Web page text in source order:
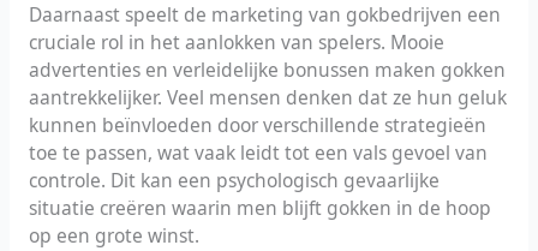
Daarnaast speelt de marketing van gokbedrijven een
cruciale rol in het aanlokken van spelers. Mooie
advertenties en verleidelijke bonussen maken gokken
aantrekkelijker. Veel mensen denken dat ze hun geluk
kunnen beïnvloeden door verschillende strategieën
toe te passen, wat vaak leidt tot een vals gevoel van
controle. Dit kan een psychologisch gevaarlijke
situatie creëren waarin men blijft gokken in de hoop
op een grote winst.